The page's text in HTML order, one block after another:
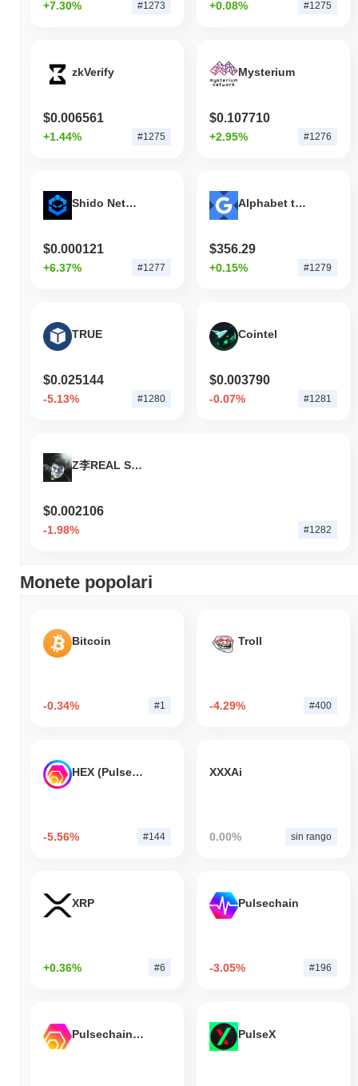
+7.30% #1273 +0.08% #1275
zkVerify
$0.006561
+1.44% #1275
Mysterium
$0.107710
+2.95% #1276
Shido Network
$0.000121
+6.37% #1277
Alphabet tokenized stock (xStock)
$356.29
+0.15% #1279
TRUE
$0.025144
-5.13% #1280
Cointel
$0.003790
-0.07% #1281
Z李REAL SUPER COIN
$0.002106
-1.98% #1282
Monete popolari
Bitcoin
-0.34% #1
Troll
-4.29% #400
HEX (Pulsechain)
-5.56% #144
XXXAi
0.00% sin rango
XRP
+0.36% #6
Pulsechain
-3.05% #196
Pulsechain Bridged HEX (Pulsechain) PulseX